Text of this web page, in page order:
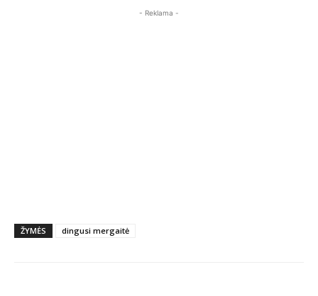
- Reklama -
ŽYMĖS dingusi mergaitė